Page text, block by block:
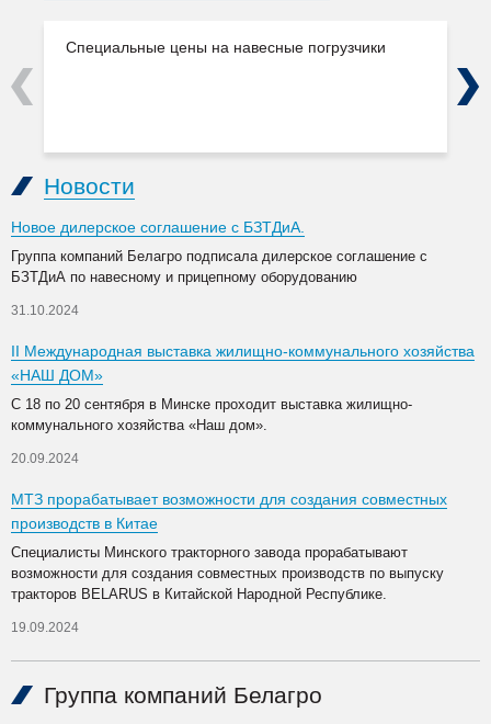
Специальные цены на навесные погрузчики
Previous Next
Новости
Новое дилерское соглашение с БЗТДиА.
Группа компаний Белагро подписала дилерское соглашение с
БЗТДиА по навесному и прицепному оборудованию
31.10.2024
II Международная выставка жилищно-коммунального хозяйства
«НАШ ДОМ»
С 18 по 20 сентября в Минске проходит выставка жилищно-
коммунального хозяйства «Наш дом».
20.09.2024
МТЗ прорабатывает возможности для создания совместных
производств в Китае
Специалисты Минского тракторного завода прорабатывают
возможности для создания совместных производств по выпуску
тракторов BELARUS в Китайской Народной Республике.
19.09.2024
Группа компаний Белагро